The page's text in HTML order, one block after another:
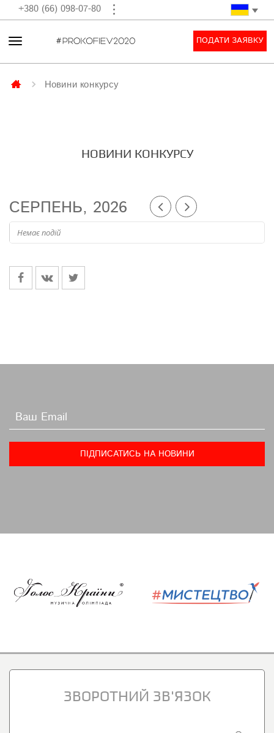
+380 (66) 098-07-80
ПОДАТИ ЗАЯВКУ
Новини конкурсу
НОВИНИ КОНКУРСУ
СЕРПЕНЬ, 2026
Немає подій
ЗВОРОТНИЙ ЗВ'ЯЗОК